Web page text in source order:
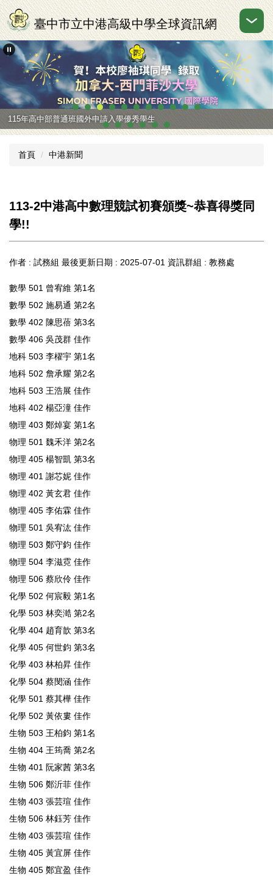
跳
到
主
要
區
臺中市立中港高級中學全球資訊網
115年高中部普通班國外申請入學優秀學生
首頁 中港新聞
113-2中港高中數理競試初賽頒獎~恭喜得獎同
學!!
作者 : 試務組 最後更新日期 : 2025-07-01 資訊群組 : 教務處
數學 501 曾宥維 第1名
數學 502 施易通 第2名
數學 402 陳思蓓 第3名
數學 406 吳茂群 佳作
地科 503 李櫂宇 第1名
地科 502 詹承耀 第2名
地科 503 王浩展 佳作
地科 402 楊亞潼 佳作
物理 403 鄭焯宴 第1名
物理 501 魏禾洋 第2名
物理 405 楊智凱 第3名
物理 401 謝芯妮 佳作
物理 402 黃玄君 佳作
物理 405 李佑霖 佳作
物理 501 吳宥汯 佳作
物理 503 鄭守鈞 佳作
物理 504 李滋霓 佳作
物理 506 蔡欣伶 佳作
化學 502 何宸毅 第1名
化學 503 林奕澔 第2名
化學 404 趙育歆 第3名
化學 405 何世鈞 第3名
化學 403 林柏昇 佳作
化學 504 蔡閔涵 佳作
化學 501 蔡其樺 佳作
化學 502 黃依婁 佳作
生物 503 王柏鈞 第1名
生物 404 王筠喬 第2名
生物 401 阮家茜 第3名
生物 506 鄭沂菲 佳作
生物 403 張芸瑄 佳作
生物 506 林鈺芳 佳作
生物 403 張芸瑄 佳作
生物 405 黃宜屏 佳作
生物 405 鄭宜盈 佳作